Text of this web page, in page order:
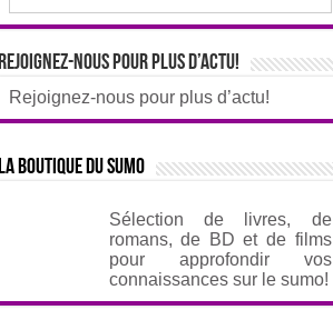
Rejoignez-nous pour plus d’actu!
Rejoignez-nous pour plus d’actu!
La boutique du sumo
Sélection de livres, de
romans, de BD et de films
pour approfondir vos
connaissances sur le sumo!